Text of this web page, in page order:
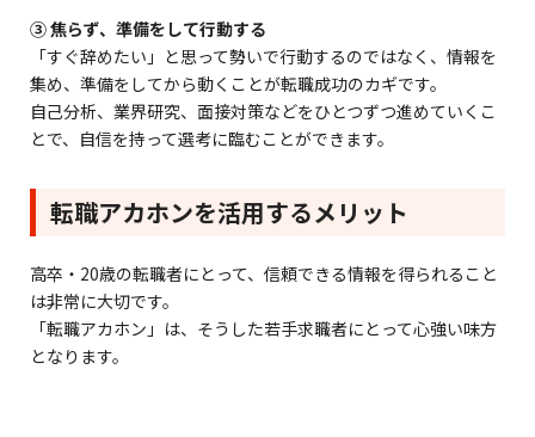
③ 焦らず、準備をして行動する
「すぐ辞めたい」と思って勢いで行動するのではなく、情報を
集め、準備をしてから動くことが転職成功のカギです。
自己分析、業界研究、面接対策などをひとつずつ進めていくこ
とで、自信を持って選考に臨むことができます。
転職アカホンを活用するメリット
高卒・20歳の転職者にとって、信頼できる情報を得られること
は非常に大切です。
「転職アカホン」は、そうした若手求職者にとって心強い味方
となります。